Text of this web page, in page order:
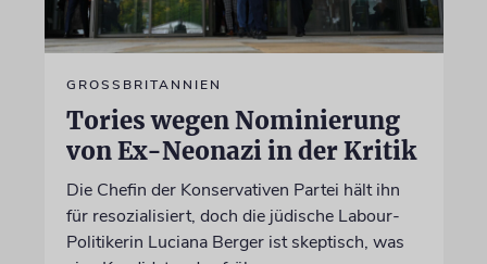
GROSSBRITANNIEN
Tories wegen Nominierung
von Ex-Neonazi in der Kritik
Die Chefin der Konservativen Partei hält ihn
für resozialisiert, doch die jüdische Labour-
Politikerin Luciana Berger ist skeptisch, was